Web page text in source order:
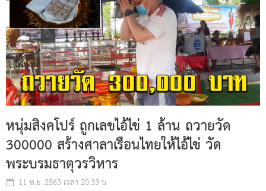
หนุ่มสิงคโปร์ ถูกเลขไอ้ไข่ 1 ล้าน ถวายวัด
300000 สร้างศาลาเรือนไทยให้ไอ้ไข่ วัด
พระบรมธาตุวรวิหาร
11 พ.ย. 2563 เวลา 20:33 น.